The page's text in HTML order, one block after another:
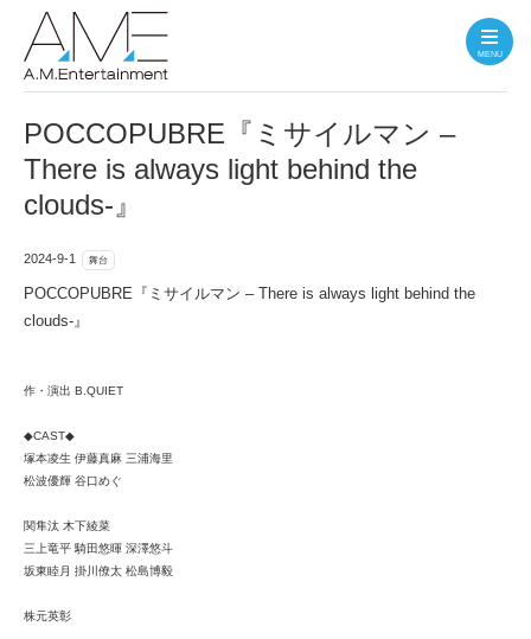
MENU
POCCOPUBRE『ミサイルマン –
There is always light behind the
clouds-』
2024-9-1 舞台
POCCOPUBRE『ミサイルマン – There is always light behind the
clouds-』
作・演出 B.QUIET
◆CAST◆
塚本凌生 伊藤真麻 三浦海里
松波優輝 谷口めぐ
関隼汰 木下綾菜
三上竜平 騎田悠暉 深澤悠斗
坂東睦月 掛川僚太 松島博毅
株元英彰